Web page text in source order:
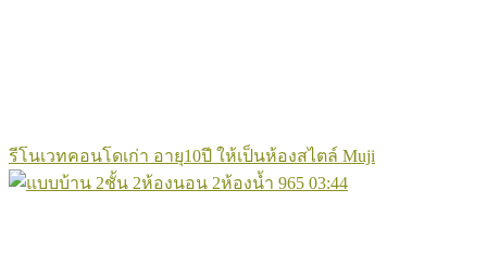
รีโนเวทคอนโดเก่า อายุ10ปี ให้เป็นห้องสไตล์ Muji
965 03:44